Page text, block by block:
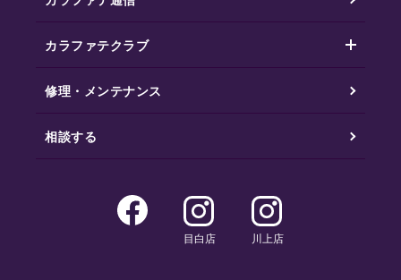
カラファテクラブ
修理・メンテナンス
相談する
目白店 川上店